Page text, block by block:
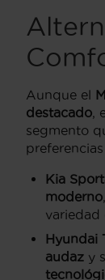
Aunque el
destacado
segmento
Kia
moderno
variedad
Hyundai
audaz y